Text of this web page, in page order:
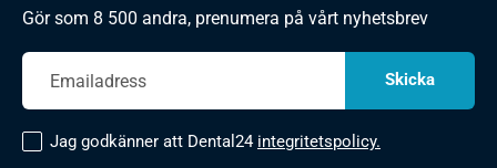
Gör som 8 500 andra, prenumera på vårt nyhetsbrev
Jag godkänner att Dental24 integritetspolicy.